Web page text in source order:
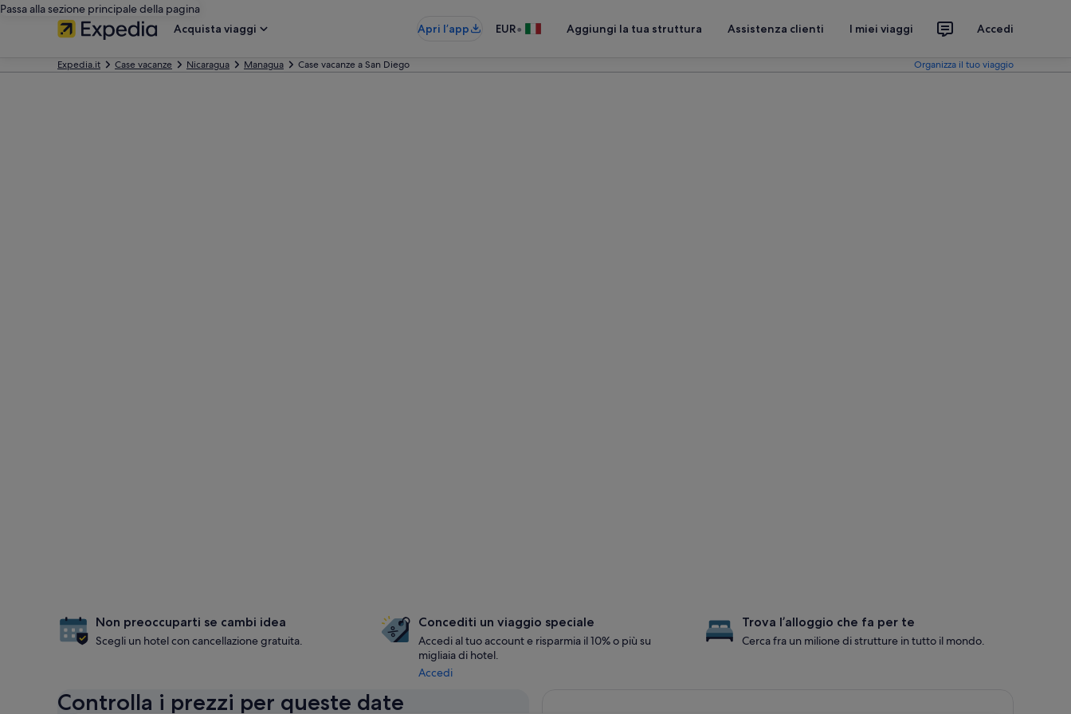
Passa alla sezione principale della pagina
Acquista viaggi
Apri l’app EUR• Aggiungi la tua struttura Assistenza clienti I miei viaggi Accedi
Expedia.it Case vacanze Nicaragua Managua Case vacanze a San Diego Organizza il tuo viaggio
Non preoccuparti se cambi idea
Scegli un hotel con cancellazione gratuita.
Concediti un viaggio speciale
Accedi al tuo account e risparmia il 10% o più su
migliaia di hotel.
Accedi
Trova l’alloggio che fa per te
Cerca fra un milione di strutture in tutto il mondo.
Controlla i prezzi per queste date